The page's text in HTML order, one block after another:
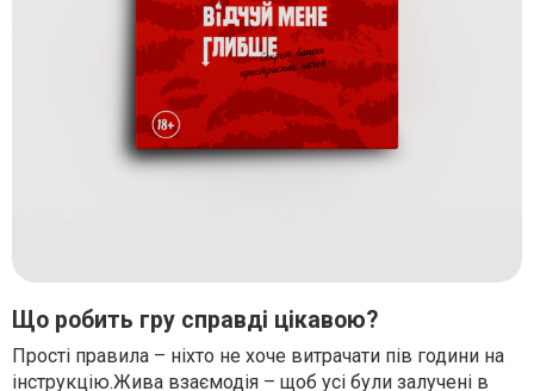
Що робить гру справді цікавою?
Прості правила – ніхто не хоче витрачати пів години на
інструкцію.Жива взаємодія – щоб усі були залучені в